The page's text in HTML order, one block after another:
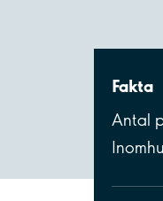
Fakta
Antal